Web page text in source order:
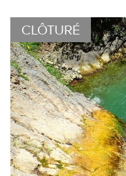
CLÔTURÉ